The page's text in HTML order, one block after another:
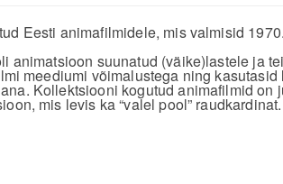
Eesti animafilmidele, mis valmisid
animatsioon suunatud (väike)lastele ja
meediumi võimalustega ning kasutasid
Kollektsiooni kogutud animafilmid on
mis levis ka “valel pool”